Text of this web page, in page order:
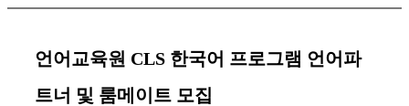
언어교육원 CLS 한국어 프로그램 언어파
트너 및 룸메이트 모집